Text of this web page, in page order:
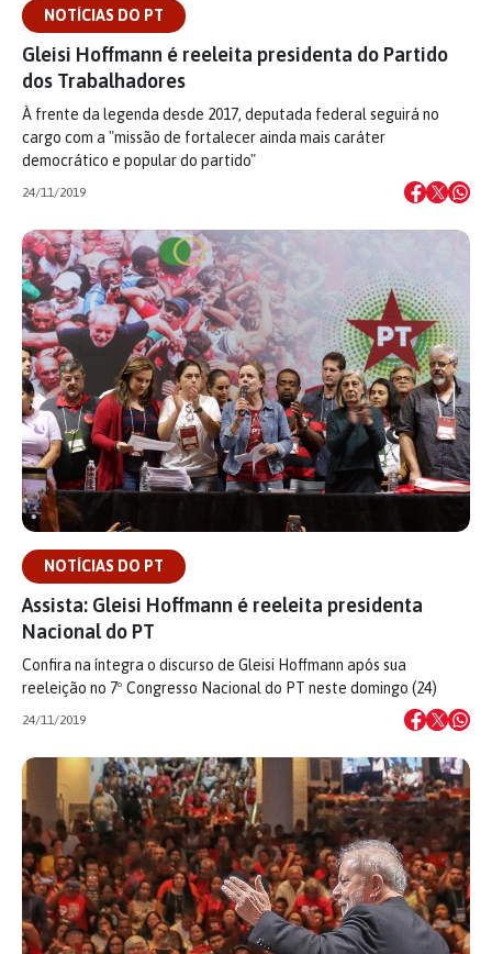
NOTÍCIAS DO PT
Gleisi Hoffmann é reeleita presidenta do Partido
dos Trabalhadores
À frente da legenda desde 2017, deputada federal seguirá no
cargo com a "missão de fortalecer ainda mais caráter
democrático e popular do partido"
24/11/2019
NOTÍCIAS DO PT
Assista: Gleisi Hoffmann é reeleita presidenta
Nacional do PT
Confira na íntegra o discurso de Gleisi Hoffmann após sua
reeleição no 7º Congresso Nacional do PT neste domingo (24)
24/11/2019